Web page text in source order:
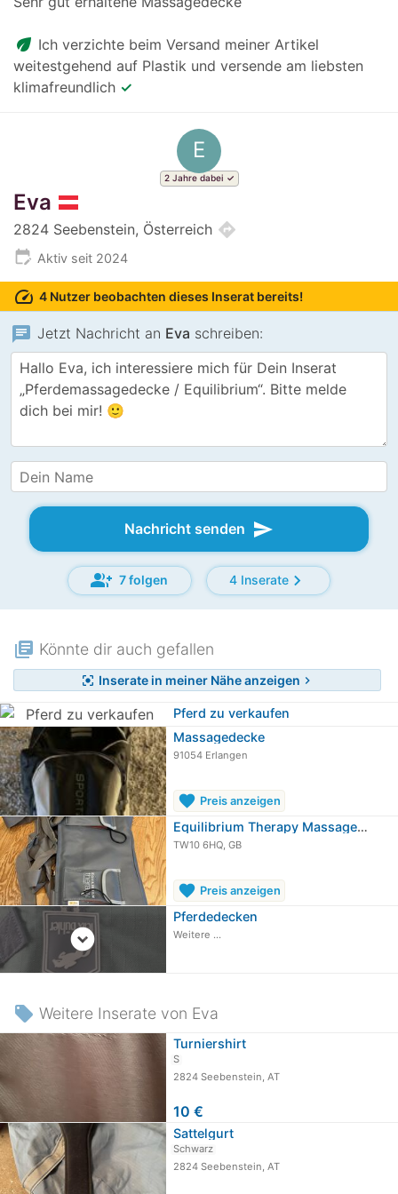
eco Ich verzichte beim Versand meiner Artikel
weitestgehend auf Plastik und versende am liebsten
klimafreundlich ✓
E
2 Jahre dabei
Eva
2824 Seebenstein, Österreich directions
edit_calendar Aktiv seit 2024
speed 4 Nutzer beobachten dieses Inserat bereits!
chat Jetzt Nachricht an Eva schreiben:
Nachricht senden send
group_add 7 folgen 4 Inseratechevron_right
library_books Könnte dir auch gefallen
center_focus_strong Inserate in meiner Nähe anzeigen chevron_right
Pferd zu verkaufen
Massagedecke
91054 Erlangen
favorite Preis anzeigen
Equilibrium Therapy Massage Pad -…
TW10 6HQ, GB
favorite Preis anzeigen
expand_circle_down
Pferdedecken
Weitere ...
local_offer Weitere Inserate von Eva
Turniershirt
S
2824 Seebenstein, AT
10 €
Sattelgurt
Schwarz
2824 Seebenstein, AT